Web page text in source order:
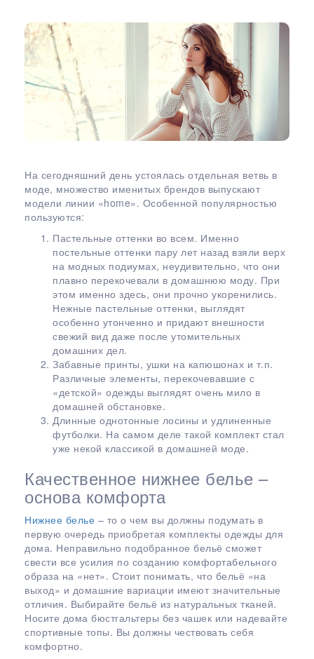
На сегодняшний день устоялась отдельная ветвь в
моде, множество именитых брендов выпускают
модели линии «home». Особенной популярностью
пользуются:
Пастельные оттенки во всем. Именно
постельные оттенки пару лет назад взяли верх
на модных подиумах, неудивительно, что они
плавно перекочевали в домашнюю моду. При
этом именно здесь, они прочно укоренились.
Нежные пастельные оттенки, выглядят
особенно утонченно и придают внешности
свежий вид даже после утомительных
домашних дел.
Забавные принты, ушки на капюшонах и т.п.
Различные элементы, перекочевавшие с
«детской» одежды выглядят очень мило в
домашней обстановке.
Длинные однотонные лосины и удлиненные
футболки. На самом деле такой комплект стал
уже некой классикой в домашней моде.
Качественное нижнее белье –
основа комфорта
Нижнее белье – то о чем вы должны подумать в
первую очередь приобретая комплекты одежды для
дома. Неправильно подобранное бельё сможет
свести все усилия по созданию комфортабельного
образа на «нет». Стоит понимать, что бельё «на
выход» и домашние вариации имеют значительные
отличия. Выбирайте бельё из натуральных тканей.
Носите дома бюстгальтеры без чашек или надевайте
спортивные топы. Вы должны чествовать себя
комфортно.